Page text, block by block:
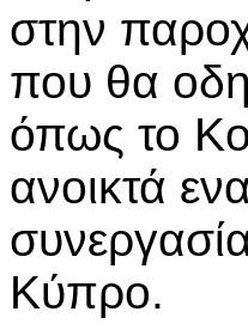
στην
που θα
όπως το
ανοικτά
Κύπρο.